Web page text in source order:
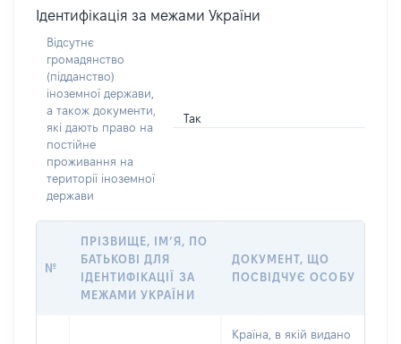
Ідентифікація за межами України
Відсутнє
громадянство
(підданство)
іноземної держави,
а також документи,
які дають право на
постійне
проживання на
території іноземної
держави
Так
№
ПРІЗВИЩЕ, ІМ’Я, ПО
БАТЬКОВІ ДЛЯ
ІДЕНТИФІКАЦІЇ ЗА
МЕЖАМИ УКРАЇНИ
ДОКУМЕНТ, ЩО
ПОСВІДЧУЄ ОСОБУ
Країна, в якій видано